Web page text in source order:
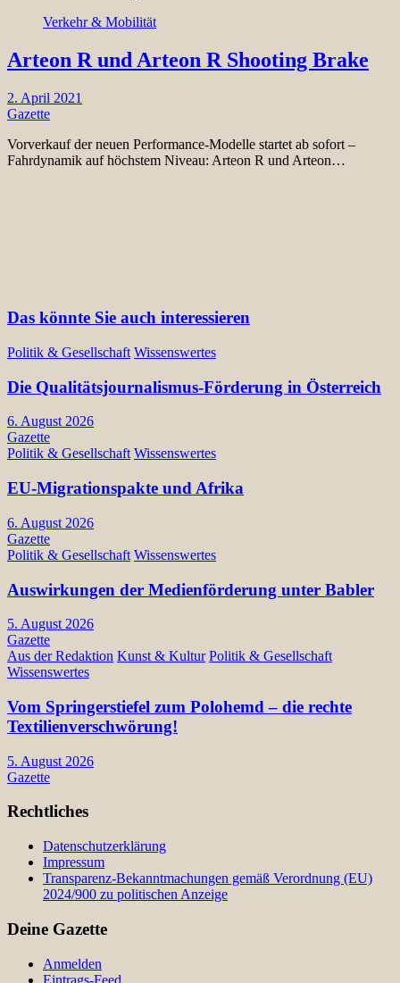
Verkehr & Mobilität
Arteon R und Arteon R Shooting Brake
2. April 2021
Gazette
Vorverkauf der neuen Performance-Modelle startet ab sofort –
Fahrdynamik auf höchstem Niveau: Arteon R und Arteon…
Das könnte Sie auch interessieren
Politik & Gesellschaft Wissenswertes
Die Qualitätsjournalismus-Förderung in Österreich
6. August 2026
Gazette
Politik & Gesellschaft Wissenswertes
EU-Migrationspakte und Afrika
6. August 2026
Gazette
Politik & Gesellschaft Wissenswertes
Auswirkungen der Medienförderung unter Babler
5. August 2026
Gazette
Aus der Redaktion Kunst & Kultur Politik & Gesellschaft
Wissenswertes
Vom Springerstiefel zum Polohemd – die rechte
Textilienverschwörung!
5. August 2026
Gazette
Rechtliches
Datenschutzerklärung
Impressum
Transparenz-Bekanntmachungen gemäß Verordnung (EU)
2024/900 zu politischen Anzeige
Deine Gazette
Anmelden
Eintrags-Feed